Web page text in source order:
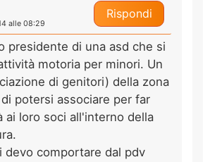
Rispondi
alle 08:29
presidente di una asd che si
motoria per minori. Un
di genitori) della zona
potersi associare per far
ai loro soci all'interno della
devo comportare dal pdv